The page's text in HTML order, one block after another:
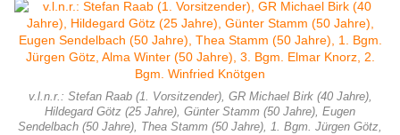
v.l.n.r.: Stefan Raab (1. Vorsitzender), GR Michael Birk (40 Jahre),
Hildegard Götz (25 Jahre), Günter Stamm (50 Jahre), Eugen
Sendelbach (50 Jahre), Thea Stamm (50 Jahre), 1. Bgm. Jürgen Götz,